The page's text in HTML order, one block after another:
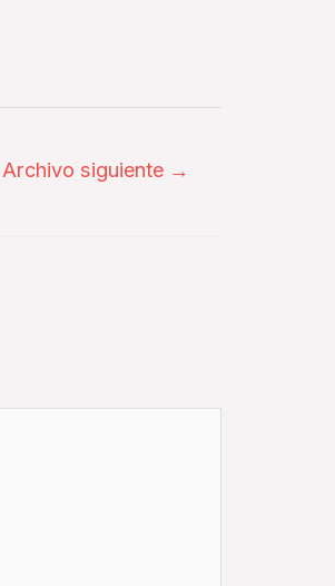
Archivo siguiente →